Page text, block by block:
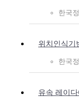
한국
위치인식기
한국
유속 레이